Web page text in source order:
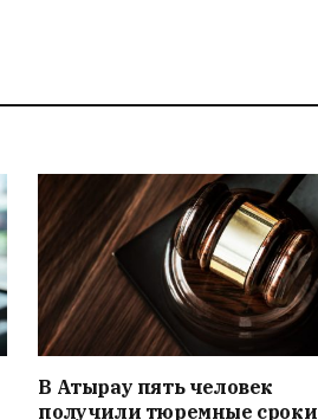
В Атырау пять человек
получили тюремные